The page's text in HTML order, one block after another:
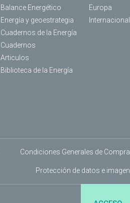
Balance Energético
Energía y geoestrategia
Cuadernos de la Energía
Cuadernos
Articulos
Biblioteca de la Energía
Europa
Internacional
Condiciones Generales de Compra
Protección de datos e imagen